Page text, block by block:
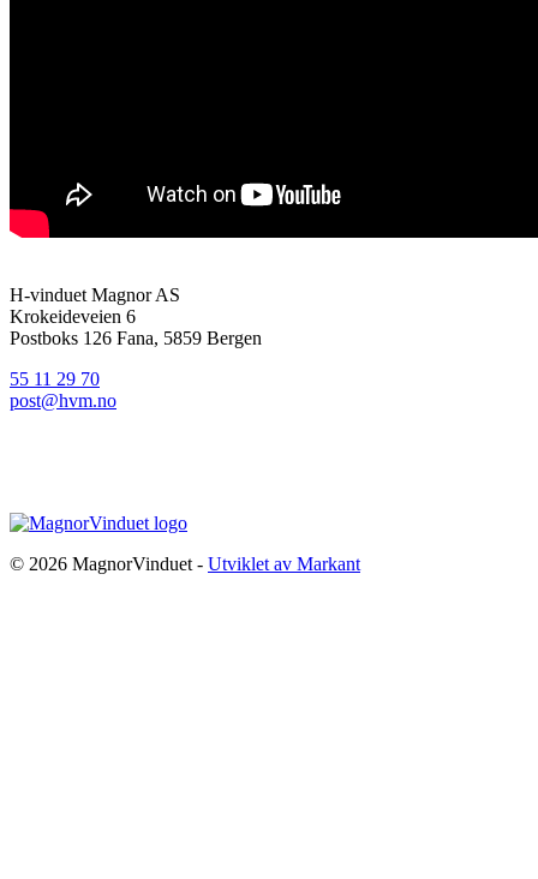
H-vinduet Magnor AS
Krokeideveien 6
Postboks 126 Fana, 5859 Bergen
55 11 29 70
post@hvm.no
© 2026 MagnorVinduet - Utviklet av Markant